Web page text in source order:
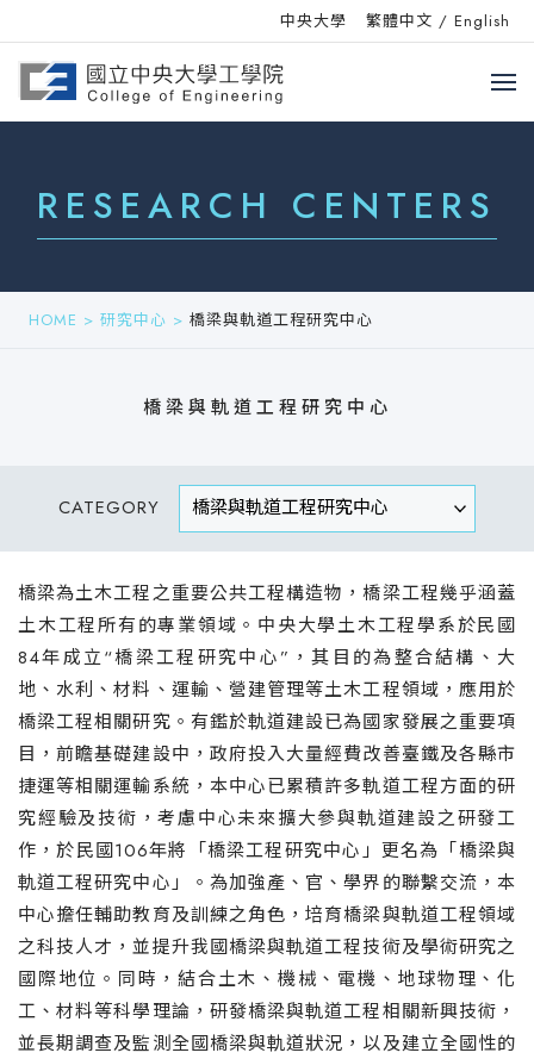
中央大學 繁體中文 / English
RESEARCH CENTERS
HOME > 研究中心 > 橋梁與軌道工程研究中心
橋梁與軌道工程研究中心
CATEGORY
橋梁為土木工程之重要公共工程構造物，橋梁工程幾乎涵蓋
土木工程所有的專業領域。中央大學土木工程學系於民國
84年成立“橋梁工程研究中心”，其目的為整合結構、大
地、水利、材料、運輸、營建管理等土木工程領域，應用於
橋梁工程相關研究。有鑑於軌道建設已為國家發展之重要項
目，前瞻基礎建設中，政府投入大量經費改善臺鐵及各縣市
捷運等相關運輸系統，本中心已累積許多軌道工程方面的研
究經驗及技術，考慮中心未來擴大參與軌道建設之研發工
作，於民國106年將「橋梁工程研究中心」更名為「橋梁與
軌道工程研究中心」。為加強產、官、學界的聯繫交流，本
中心擔任輔助教育及訓練之角色，培育橋梁與軌道工程領域
之科技人才，並提升我國橋梁與軌道工程技術及學術研究之
國際地位。同時，結合土木、機械、電機、地球物理、化
工、材料等科學理論，研發橋梁與軌道工程相關新興技術，
並長期調查及監測全國橋梁與軌道狀況，以及建立全國性的